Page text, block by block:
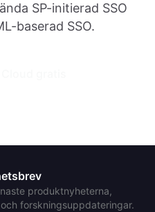
SP-initierad SSO
baserad SSO.
produktnyheterna,
forskningsuppdateringar.